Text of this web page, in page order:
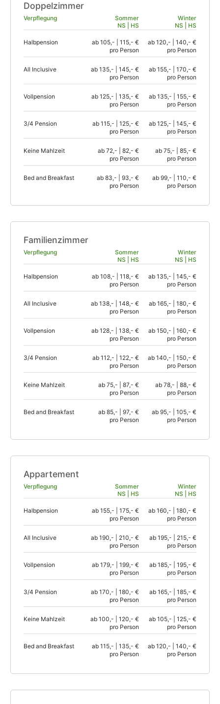
Doppelzimmer
Verpflegung
Sommer
NS | HS
Winter
NS | HS
Halbpension
ab 105,- | 115,- €
pro Person
ab 120,- | 140,- €
pro Person
All Inclusive
ab 135,- | 145,- €
pro Person
ab 155,- | 170,- €
pro Person
Vollpension
ab 125,- | 135,- €
pro Person
ab 135,- | 155,- €
pro Person
3/4 Pension
ab 115,- | 125,- €
pro Person
ab 125,- | 145,- €
pro Person
Keine Mahlzeit
ab 72,- | 82,- €
pro Person
ab 75,- | 85,- €
pro Person
Bed and Breakfast
ab 83,- | 93,- €
pro Person
ab 99,- | 110,- €
pro Person
Familienzimmer
Verpflegung
Sommer
NS | HS
Winter
NS | HS
Halbpension
ab 108,- | 118,- €
pro Person
ab 135,- | 145,- €
pro Person
All Inclusive
ab 138,- | 148,- €
pro Person
ab 165,- | 180,- €
pro Person
Vollpension
ab 128,- | 138,- €
pro Person
ab 150,- | 160,- €
pro Person
3/4 Pension
ab 112,- | 122,- €
pro Person
ab 140,- | 150,- €
pro Person
Keine Mahlzeit
ab 75,- | 87,- €
pro Person
ab 78,- | 88,- €
pro Person
Bed and Breakfast
ab 85,- | 97,- €
pro Person
ab 95,- | 105,- €
pro Person
Appartement
Verpflegung
Sommer
NS | HS
Winter
NS | HS
Halbpension
ab 155,- | 175,- €
pro Person
ab 160,- | 180,- €
pro Person
All Inclusive
ab 190,- | 210,- €
pro Person
ab 195,- | 215,- €
pro Person
Vollpension
ab 179,- | 199,- €
pro Person
ab 185,- | 195,- €
pro Person
3/4 Pension
ab 170,- | 180,- €
pro Person
ab 165,- | 185,- €
pro Person
Keine Mahlzeit
ab 100,- | 120,- €
pro Person
ab 105,- | 125,- €
pro Person
Bed and Breakfast
ab 115,- | 135,- €
pro Person
ab 120,- | 140,- €
pro Person